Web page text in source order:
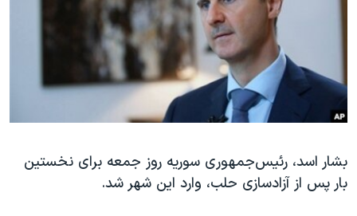
فرهنگ و زندگی
حقوق شهروندی
اقتصادی
علم و فناوری
گالری عکس
آرشیو پخش زنده
انتخابات ریاست جمهوری آمریکا ۲۰۲۴
حمله جمهوری اسلامی به اسرائیل
اعتراضات زن، زندگی، آزادی
مجموعه مستندهای دادخواهی
زبانهای مختلف
بشار اسد، رئیس‌جمهوری سوریه روز جمعه برای نخستین
بار پس از آزادسازی حلب، وارد این شهر شد.